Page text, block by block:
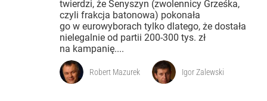
twierdzi, że Senyszyn (zwolennicy Grześka,
czyli frakcja batonowa) pokonała
go w eurowyborach tylko dlatego, że dostała
nielegalnie od partii 200-300 tys. zł
na kampanię....
Robert Mazurek Igor Zalewski